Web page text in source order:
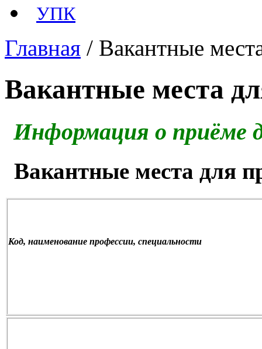
УПК
Главная / Вакантные
Вакантные места
Информация о приёме
Вакантные места для
Код, наименование профессии, специальности